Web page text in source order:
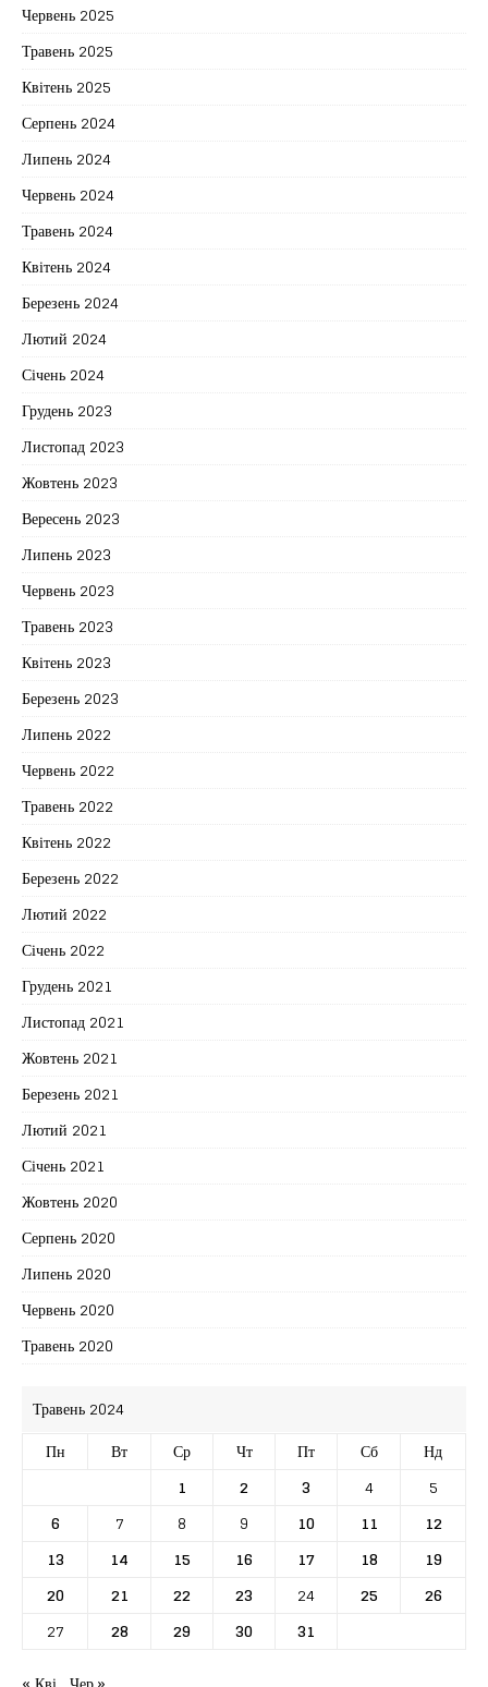
Червень 2025
Травень 2025
Квітень 2025
Серпень 2024
Липень 2024
Червень 2024
Травень 2024
Квітень 2024
Березень 2024
Лютий 2024
Січень 2024
Грудень 2023
Листопад 2023
Жовтень 2023
Вересень 2023
Липень 2023
Червень 2023
Травень 2023
Квітень 2023
Березень 2023
Липень 2022
Червень 2022
Травень 2022
Квітень 2022
Березень 2022
Лютий 2022
Січень 2022
Грудень 2021
Листопад 2021
Жовтень 2021
Березень 2021
Лютий 2021
Січень 2021
Жовтень 2020
Серпень 2020
Липень 2020
Червень 2020
Травень 2020
Травень 2024
Пн
Вт Ср Чт Пт Сб
Нд
1
2 3 4
5
6
7 8 9 10 11
12
13
14 15 16 17 18
19
20
21 22 23 24 25
26
27
28 29 30
31